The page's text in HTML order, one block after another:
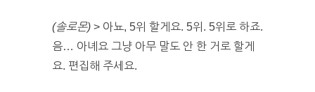
(솔로몬) > 아뇨, 5위 할게요. 5위. 5위로 하죠.
음… 아녜요 그냥 아무 말도 안 한 거로 할게
요. 편집해 주세요.